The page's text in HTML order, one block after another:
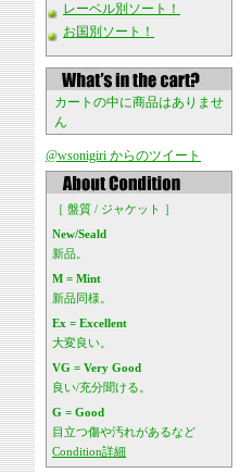
レーベル別ソート！
お国別ソート！
カートの中に商品はありませ
ん
@wsonigiri からのツイート
［ 盤質 / ジャケット ］
New/Seald
新品。
M = Mint
新品同様。
Ex = Excellent
大変良い。
VG = Very Good
良い/充分聞ける。
G = Good
目立つ傷や汚れがあるなど
Condition詳細